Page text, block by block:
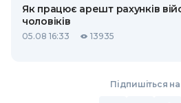
Як працює арешт рахунків
чоловіків
05.08 16:33 13935
Підпишіться